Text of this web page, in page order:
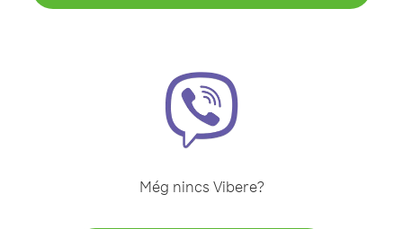
Még nincs Vibere?